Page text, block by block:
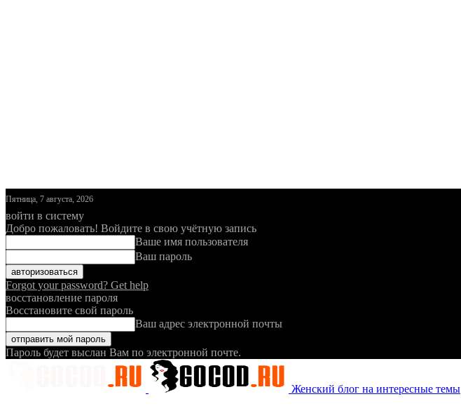
Пятница, 7 августа, 2026
войти в систему
Добро пожаловать! Войдите в свою учётную запись
Ваше имя пользователя
Ваш пароль
Forgot your password? Get help
восстановление пароля
Восстановите свой пароль
Ваш адрес электронной почты
Пароль будет выслан Вам по электронной почте.
Женский блог на интересные темы